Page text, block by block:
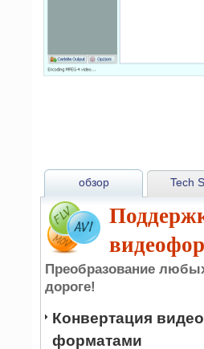
обзор Tech
Преобразование
дороге!
Конвертация
форматами